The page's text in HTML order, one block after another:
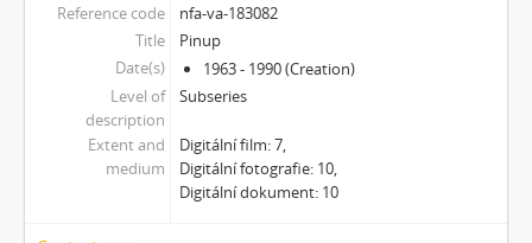
[Subseries] Somnia Molitori / Miller’s visions
[Subseries] Na vrcholu / Zebín
[Subseries] Tvář
[Subseries] Kontrasty života
[Subseries] Kosmické turbulence
[Subseries] Cosmos – Křižíkova fontána
Reference code
nfa-va-183082
Title
Pinup
Date(s)
1963 - 1990 (Creation)
Level of
description
Subseries
Extent and
medium
Digitální film: 7,
Digitální fotografie: 10,
Digitální dokument: 10